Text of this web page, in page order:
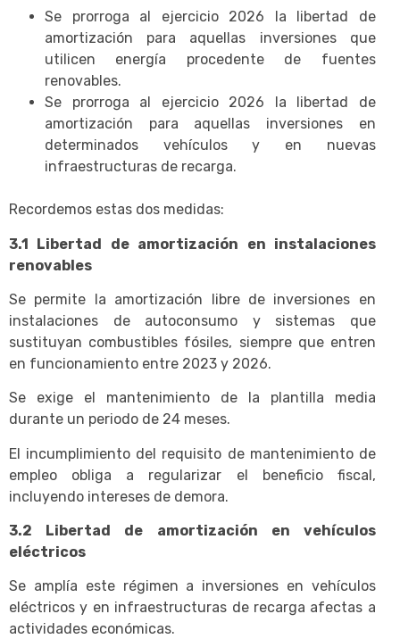
Se prorroga al ejercicio 2026 la libertad de
amortización para aquellas inversiones que
utilicen energía procedente de fuentes
renovables.
Se prorroga al ejercicio 2026 la libertad de
amortización para aquellas inversiones en
determinados vehículos y en nuevas
infraestructuras de recarga.
Recordemos estas dos medidas:
3.1 Libertad de amortización en instalaciones
renovables
Se permite la amortización libre de inversiones en
instalaciones de autoconsumo y sistemas que
sustituyan combustibles fósiles, siempre que entren
en funcionamiento entre 2023 y 2026.
Se exige el mantenimiento de la plantilla media
durante un periodo de 24 meses.
El incumplimiento del requisito de mantenimiento de
empleo obliga a regularizar el beneficio fiscal,
incluyendo intereses de demora.
3.2 Libertad de amortización en vehículos
eléctricos
Se amplía este régimen a inversiones en vehículos
eléctricos y en infraestructuras de recarga afectas a
actividades económicas.